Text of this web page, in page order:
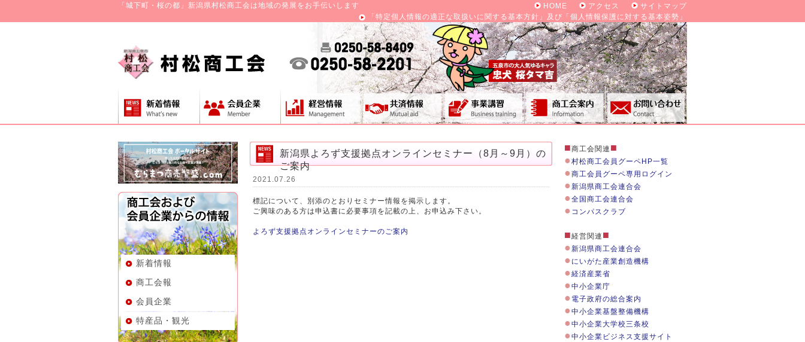
「城下町・桜の都」新潟県村松商工会は地域の発展をお手伝いします サイトマップ
アクセス
HOME
「特定個人情報の適正な取扱いに関する基本方針」及び「個人情報保護に対する基本姿勢」
新着情報
商工会報
会員企業
特産品・観光
■商工会関連 ■
●村松商工会員グーペHP一覧
●商工会員グーペ専用ログイン
●新潟県商工会連合会
●全国商工会連合会
● コンパスクラブ
■経営関連 ■
●新潟県商工会連合会
● にいがた産業創造機構
●経済産業省
●中小企業庁
● 電子政府の総合案内
●中小企業基盤整備機構
●中小企業大学校三条校
●中小企業ビジネス支援サイト
新潟県よろず支援拠点オンラインセミナー（8月～9月）の
ご案内
2021.07.26
標記について、別添のとおりセミナー情報を掲示します。
ご興味のある方は申込書に必要事項を記載の上、お申込み下さい。
よろず支援拠点オンラインセミナーのご案内